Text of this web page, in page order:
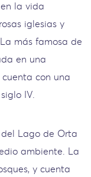
la vida
iglesias y
más famosa de
en una
con una
IV.
Lago de Orta
ambiente. La
y cuenta